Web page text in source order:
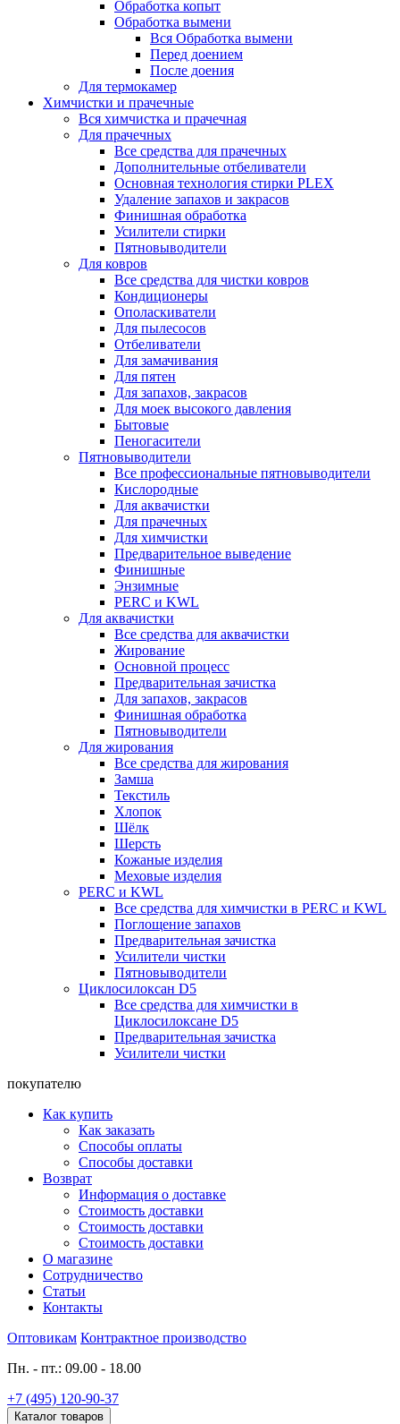
Обработка копыт
Обработка вымени
Вся Обработка вымени
Перед доением
После доения
Для термокамер
Химчистки и прачечные
Вся химчистка и прачечная
Для прачечных
Все средства для прачечных
Дополнительные отбеливатели
Основная технология стирки PLEX
Удаление запахов и закрасов
Финишная обработка
Усилители стирки
Пятновыводители
Для ковров
Все средства для чистки ковров
Кондиционеры
Ополаскиватели
Для пылесосов
Отбеливатели
Для замачивания
Для пятен
Для запахов, закрасов
Для моек высокого давления
Бытовые
Пеногасители
Пятновыводители
Все профессиональные пятновыводители
Кислородные
Для аквачистки
Для прачечных
Для химчистки
Предварительное выведение
Финишные
Энзимные
PERC и KWL
Для аквачистки
Все средства для аквачистки
Жирование
Основной процесс
Предварительная зачистка
Для запахов, закрасов
Финишная обработка
Пятновыводители
Для жирования
Все средства для жирования
Замша
Текстиль
Хлопок
Шёлк
Шерсть
Кожаные изделия
Меховые изделия
PERC и KWL
Все средства для химчистки в PERC и KWL
Поглощение запахов
Предварительная зачистка
Усилители чистки
Пятновыводители
Циклосилоксан D5
Все средства для химчистки в
Циклосилоксане D5
Предварительная зачистка
Усилители чистки
покупателю
Как купить
Как заказать
Способы оплаты
Способы доставки
Возврат
Информация о доставке
Стоимость доставки
Стоимость доставки
Стоимость доставки
О магазине
Сотрудничество
Статьи
Контакты
Оптовикам Контрактное производство
Пн. - пт.: 09.00 - 18.00
+7 (495) 120-90-37
Каталог товаров